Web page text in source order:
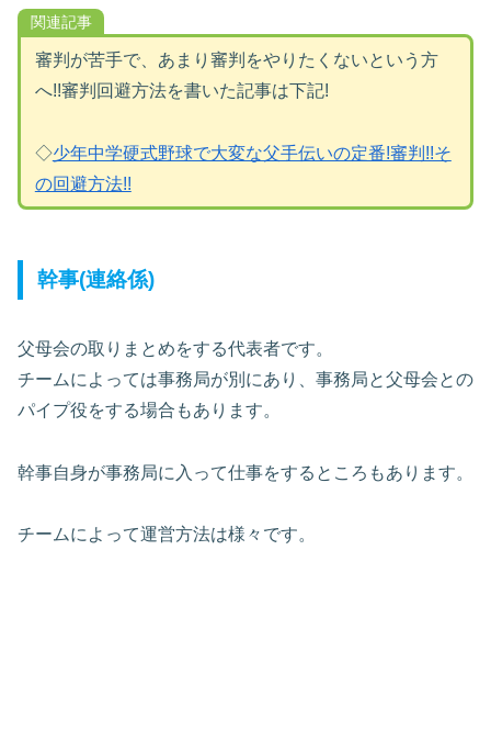
関連記事
審判が苦手で、あまり審判をやりたくないという方
へ!!審判回避方法を書いた記事は下記!
◇少年中学硬式野球で大変な父手伝いの定番!審判!!そ
の回避方法!!
幹事(連絡係)
父母会の取りまとめをする代表者です。
チームによっては事務局が別にあり、事務局と父母会との
パイプ役をする場合もあります。
幹事自身が事務局に入って仕事をするところもあります。
チームによって運営方法は様々です。